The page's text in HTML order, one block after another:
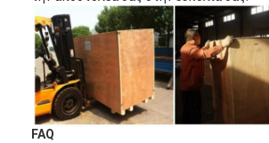
Επισκεψή εργοστασίου
Έλεγχος ποιότητας
Επικοινωνήστε μαζί μας
FAQ